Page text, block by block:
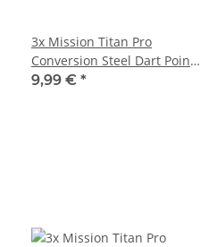
3x Mission Titan Pro
Conversion Steel Dart Points
- Grooved - Gradient Green
9,99 € *